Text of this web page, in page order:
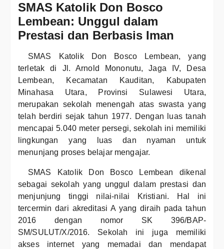
SMAS Katolik Don Bosco
Lembean: Unggul dalam
Prestasi dan Berbasis Iman
SMAS Katolik Don Bosco Lembean, yang
terletak di Jl. Arnold Mononutu, Jaga IV, Desa
Lembean, Kecamatan Kauditan, Kabupaten
Minahasa Utara, Provinsi Sulawesi Utara,
merupakan sekolah menengah atas swasta yang
telah berdiri sejak tahun 1977. Dengan luas tanah
mencapai 5.040 meter persegi, sekolah ini memiliki
lingkungan yang luas dan nyaman untuk
menunjang proses belajar mengajar.
SMAS Katolik Don Bosco Lembean dikenal
sebagai sekolah yang unggul dalam prestasi dan
menjunjung tinggi nilai-nilai Kristiani. Hal ini
tercermin dari akreditasi A yang diraih pada tahun
2016 dengan nomor SK 396/BAP-
SM/SULUT/X/2016. Sekolah ini juga memiliki
akses internet yang memadai dan mendapat